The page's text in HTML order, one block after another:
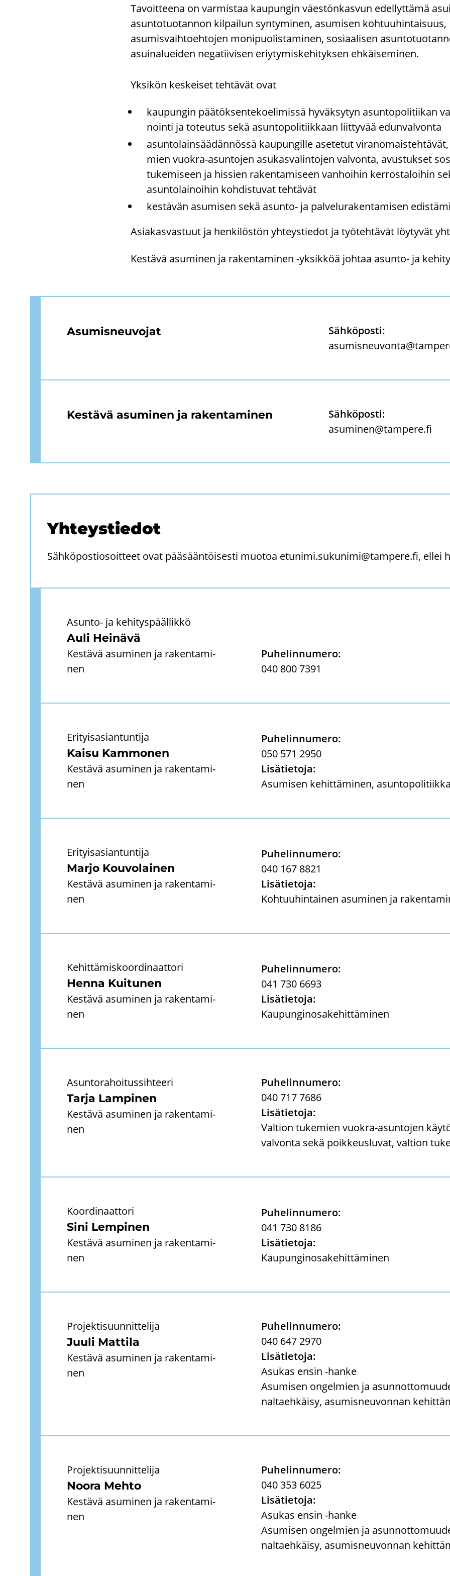
Tavoitteena on varmistaa kaupungin väestönkasvun edellyttämä
asuntotuotannon kilpailun syntyminen, asumisen kohtuuhintaisuus,
asumisvaihtoehtojen monipuolistaminen, sosiaalisen
asuinalueiden negatiivisen eriytymiskehityksen ehkäiseminen.
Yk­si­kön kes­kei­set teh­tä­vät ovat
kau­pun­gin pää­tök­sen­te­koe­li­mis­sä hy­väk­sy­tyn asun­to­po­li­tii­kan
noin­ti ja to­teu­tus sekä asun­to­po­li­tiik­kaan liit­ty­vää edun­val­von­ta
asun­to­lain­sää­dän­nös­sä kau­pun­gil­le ase­te­tut
mien vuokra-​asuntojen asu­kas­va­lin­to­jen val­von­ta, avus­tuk­set
tu­ke­mi­seen ja his­sien ra­ken­ta­mi­seen van­hoi­hin ker­ros­ta­loi­hin
asun­to­lai­noi­hin koh­dis­tu­vat teh­tä­vät
kes­tä­vän asu­mi­sen sekä asunto-​ ja pal­ve­lu­ra­ken­ta­mi­sen
Asia­kas­vas­tuut ja hen­ki­lös­tön yh­teys­tie­dot ja työ­teh­tä­vät löy­ty­vät
Kes­tä­vä asu­mi­nen ja ra­ken­ta­mi­nen -​yksikköä joh­taa asunto-​ ja
Asu­mis­neu­vo­jat
Säh­kö­pos­ti:
Kes­tä­vä asu­mi­nen ja ra­ken­ta­mi­nen
Säh­kö­pos­ti:
asu­mi­nen@tam­pe­re.fi
Yh­teys­tie­dot
Sähköpostiosoitteet ovat pääsääntöisesti muotoa etunimi.sukunimi@tampere.fi, ellei
Auli Hei­nä­vä
Asunto-​ ja ke­hi­tys­pääl­lik­kö
Kes­tä­vä asu­mi­nen ja ra­ken­ta­mi­
nen
Pu­he­lin­nu­me­ro:
040 800 7391
Kaisu Kam­mo­nen
Eri­tyis­asian­tun­ti­ja
Kes­tä­vä asu­mi­nen ja ra­ken­ta­mi­
nen
Pu­he­lin­nu­me­ro:
050 571 2950
Li­sä­tie­to­ja:
Asu­mi­sen ke­hit­tä­mi­nen,
Marjo Kou­vo­lai­nen
Eri­tyis­asian­tun­ti­ja
Kes­tä­vä asu­mi­nen ja ra­ken­ta­mi­
nen
Pu­he­lin­nu­me­ro:
040 167 8821
Li­sä­tie­to­ja:
Koh­tuu­hin­tai­nen asu­mi­nen ja
Henna Kui­tu­nen
Ke­hit­tä­mis­koor­di­naat­to­ri
Kes­tä­vä asu­mi­nen ja ra­ken­ta­mi­
nen
Pu­he­lin­nu­me­ro:
041 730 6693
Li­sä­tie­to­ja:
Kau­pun­gin­osa­ke­hit­tä­mi­nen
Tarja Lam­pi­nen
Asun­to­ra­hoi­tus­sih­tee­ri
Kes­tä­vä asu­mi­nen ja ra­ken­ta­mi­
nen
Pu­he­lin­nu­me­ro:
040 717 7686
Li­sä­tie­to­ja:
Val­tion tu­ke­mien vuokra-​asuntojen
val­von­ta sekä poik­keus­lu­vat, val­tion
Sini Lem­pi­nen
Koor­di­naat­to­ri
Kes­tä­vä asu­mi­nen ja ra­ken­ta­mi­
nen
Pu­he­lin­nu­me­ro:
041 730 8186
Li­sä­tie­to­ja:
Kau­pun­gin­osa­ke­hit­tä­mi­nen
Juuli Mat­ti­la
Pro­jek­ti­suun­nit­te­li­ja
Kes­tä­vä asu­mi­nen ja ra­ken­ta­mi­
nen
Pu­he­lin­nu­me­ro:
040 647 2970
Li­sä­tie­to­ja:
Asu­kas ensin -​hanke
Asu­mi­sen on­gel­mien ja
nal­taeh­käi­sy, asu­mis­neu­von­nan
Noora Mehto
Pro­jek­ti­suun­nit­te­li­ja
Kes­tä­vä asu­mi­nen ja ra­ken­ta­mi­
nen
Pu­he­lin­nu­me­ro:
040 353 6025
Li­sä­tie­to­ja:
Asu­kas ensin -​hanke
Asu­mi­sen on­gel­mien ja
nal­taeh­käi­sy, asu­mis­neu­von­nan